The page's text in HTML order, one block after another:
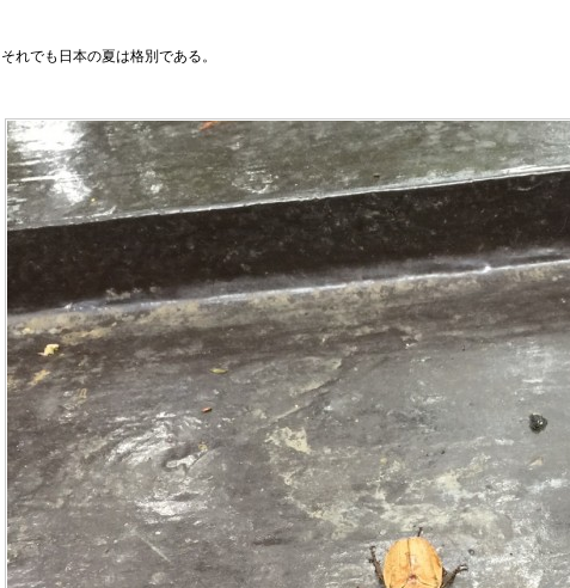
それでも日本の夏は格別である。